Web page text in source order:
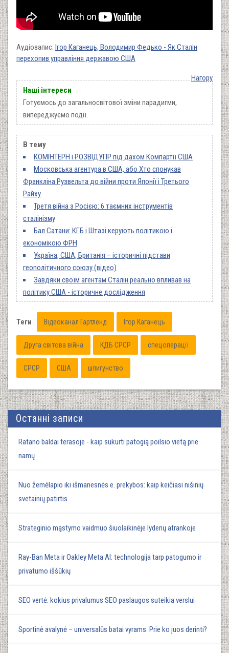
Аудіозапис: Ігор Каганець, Володимир Федько - Як Сталін
перехопив управління державою США
Нагору
Наші інтереси
Готуємось до загальносвітової зміни парадигми,
випереджуємо події.
В тему
КОМІНТЕРН і РОЗВІДУПР під дахом Компартії США
Московська агентура в США, або Хто спонукав
Франкліна Рузвельта до війни проти Японії і Третього
Райху
Третя війна з Росією: 6 таємних інструментів
сталінізму
Бал Сатани: КГБ і Штазі керують політикою і
економікою ФРН
Україна, США, Британія – історичні підстави
геополітичного союзу (відео)
Завдяки своїм агентам Сталін реально впливав на
політику США - історичне дослідження
Теги Відеоканал Гартленд Ігор Каганець
Друга світова війна КДБ СРСР спецоперації
СРСР США шпигунство
Останні записи
Ratano baldai terasoje - kaip sukurti patogią poilsio vietą prie
namų
Nuo žemėlapio iki išmanesnės e. prekybos: kaip keičiasi nišinių
svetainių patirtis
Strateginio mąstymo vaidmuo šiuolaikinėje lyderių atrankoje
Ray-Ban Meta ir Oakley Meta AI: technologija tarp patogumo ir
privatumo iššūkių
SEO vertė: kokius privalumus SEO paslaugos suteikia verslui
Sportinė avalynė – universalūs batai vyrams. Prie ko juos derinti?